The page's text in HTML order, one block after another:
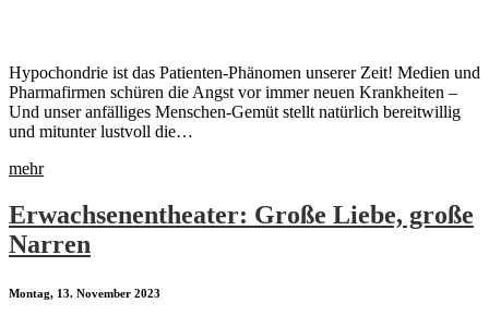
Hypochondrie ist das Patienten-Phänomen unserer Zeit! Medien und
Pharmafirmen schüren die Angst vor immer neuen Krankheiten –
Und unser anfälliges Menschen-Gemüt stellt natürlich bereitwillig
und mitunter lustvoll die…
mehr
Erwachsenentheater: Große Liebe, große
Narren
Montag, 13. November 2023